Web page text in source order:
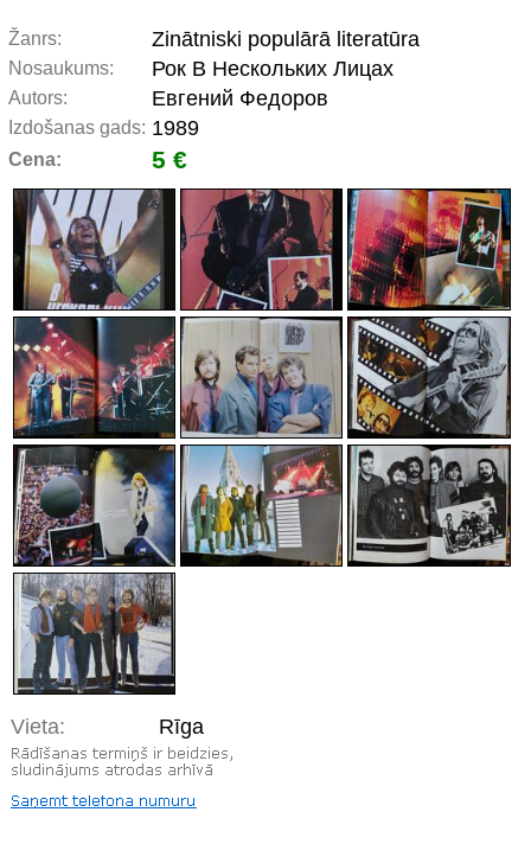
Žanrs: Zinātniski populārā literatūra
Nosaukums: Рок В Нескольких Лицах
Autors: Евгений Федоров
Izdošanas gads: 1989
Cena: 5 €
Vieta: Rīga